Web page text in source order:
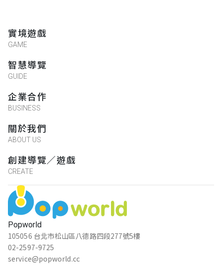
Popworld
105056 台北市松山區八德路四段277號5樓
02-2597-9725
service@popworld.cc
實境遊戲
GAME
智慧導覽
GUIDE
企業合作
BUSINESS
關於我們
ABOUT US
創建導覽／遊戲
CREATE